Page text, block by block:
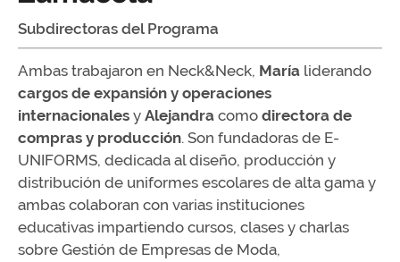
Subdirectoras del Programa
Ambas trabajaron en Neck&Neck, María liderando
cargos de expansión y operaciones
internacionales y Alejandra como directora de
compras y producción. Son fundadoras de E-
UNIFORMS, dedicada al diseño, producción y
distribución de uniformes escolares de alta gama y
ambas colaboran con varias instituciones
educativas impartiendo cursos, clases y charlas
sobre Gestión de Empresas de Moda,